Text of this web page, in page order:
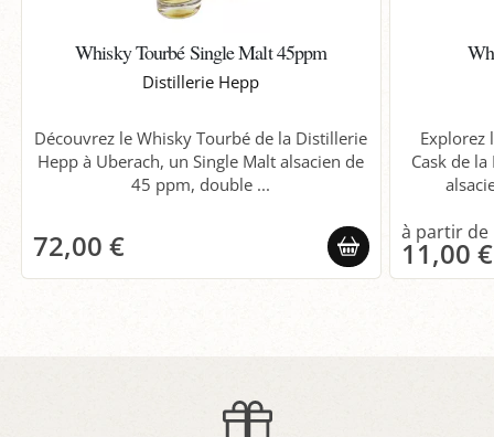
Whisky Tourbé Single Malt 45ppm
Distillerie Hepp
Découvrez le Whisky Tourbé de la Distillerie
Hepp à Uberach, un Single Malt alsacien de
45 ppm, double ...
72,00 €
Explorez
Cask de
11,00 €